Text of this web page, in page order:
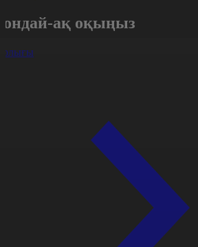
ақ оқыңыз